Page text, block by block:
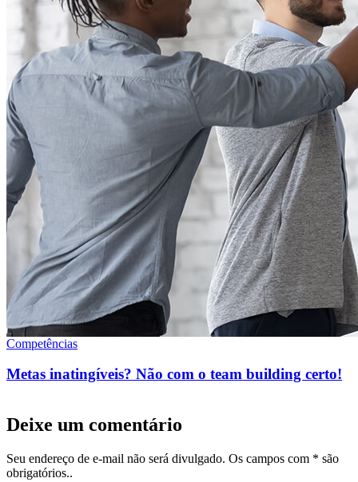
Competências
Metas inatingíveis? Não com o team building certo!
Deixe um comentário
Seu endereço de e-mail não será divulgado. Os campos com * são
obrigatórios..